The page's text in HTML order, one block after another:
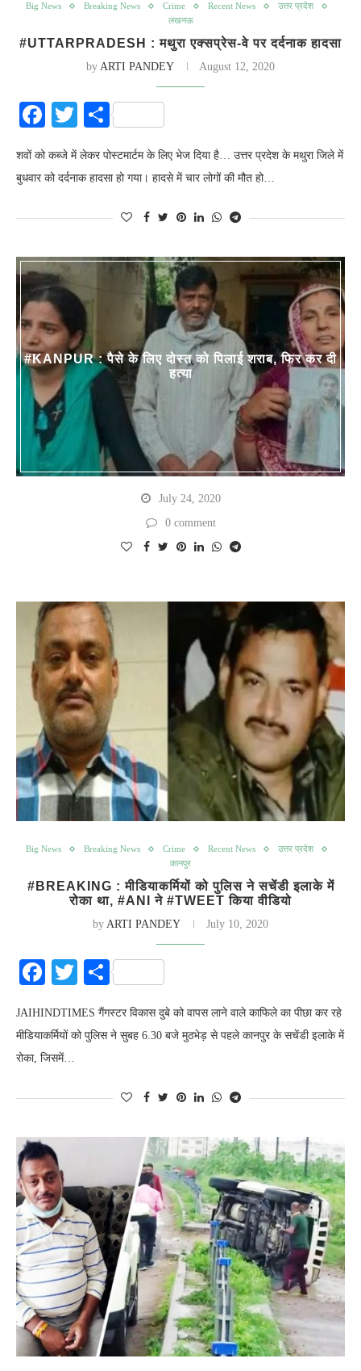
Big News Breaking News Crime Recent News
उत्तर प्रदेश
लखनऊ
#UTTARPRADESH : मथुरा एक्सप्रेस-वे पर दर्दनाक हादसा
by ARTI PANDEY August 12, 2020
Facebook
Twitter
Share
शवों को कब्जे में लेकर पोस्टमार्टम के लिए भेज दिया है… उत्तर प्रदेश के मथुरा जिले में
बुधवार को दर्दनाक हादसा हो गया। हादसे में चार लोगों की मौत हो…
#KANPUR : पैसे के लिए दोस्त को पिलाई शराब, फिर कर दी
हत्या
July 24, 2020
0 comment
Big News Breaking News Crime Recent News
उत्तर प्रदेश
कानपुर
#BREAKING : मीडियाकर्मियों को पुलिस ने सचेंडी इलाके में
रोका था, #ANI ने #TWEET किया वीडियो
by ARTI PANDEY July 10, 2020
Facebook
Twitter
Share
JAIHINDTIMES गैंगस्टर विकास दुबे को वापस लाने वाले काफिले का पीछा कर रहे
मीडियाकर्मियों को पुलिस ने सुबह 6.30 बजे मुठभेड़ से पहले कानपुर के सचेंडी इलाके में
रोका, जिसमें…